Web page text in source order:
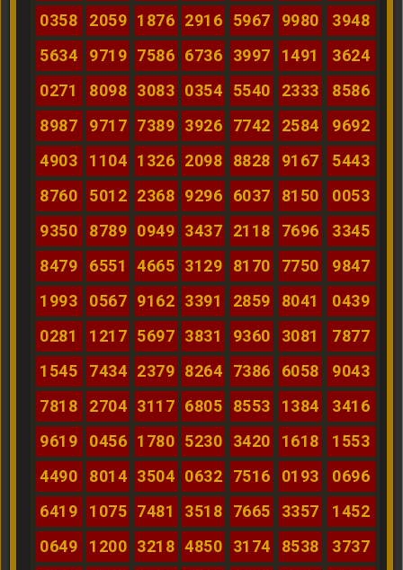
0358
2059 1876 2916 5967 9980
3948
5634
9719 7586 6736 3997 1491
3624
0271
8098 3083 0354 5540 2333
8586
8987
9717 7389 3926 7742 2584
9692
4903
1104 1326 2098 8828 9167
5443
8760
5012 2368 9296 6037 8150
0053
9350
8789 0949 3437 2118 7696
3345
8479
6551 4665 3129 8170 7750
9847
1993
0567 9162 3391 2859 8041
0439
0281
1217 5697 3831 9360 3081
7877
1545
7434 2379 8264 7386 6058
9043
7818
2704 3117 6805 8553 1384
3416
9619
0456 1780 5230 3420 1618
1553
4490
8014 3504 0632 7516 0193
0696
6419
1075 7481 3518 7665 3357
1452
0649
1200 3218 4850 3174 8538
3737